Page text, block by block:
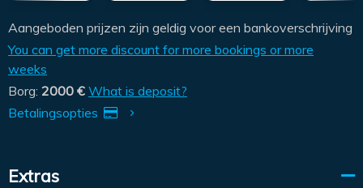
Aangeboden prijzen zijn geldig voor een bankoverschrijving
You can get more discount for more bookings or more
weeks
Borg: 2000 € What is deposit?
Betalingsopties
Extras